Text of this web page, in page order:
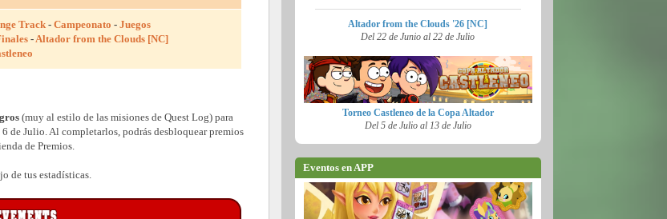
Track- Campeonato - Juegos
-Altador from the Clouds [NC]
(muy al estilo de las misiones de Quest Log) para
de Julio. Al completarlos, podrás desbloquear premios
de Premios.
de tus estadísticas.
Altador from the Clouds '26 [NC]
Del 22 de Junio al 22 de Julio
Torneo Castleneo de la Copa Altador
Del 5 de Julio al 13 de Julio
Eventos en APP